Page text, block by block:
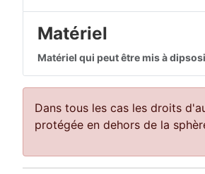
Matériel
Matériel qui peut être mis à
Dans tous les cas les droits
protégée en dehors de la